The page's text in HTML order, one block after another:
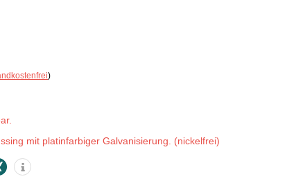
)
mit platinfarbiger Galvanisierung. (nickelfrei)